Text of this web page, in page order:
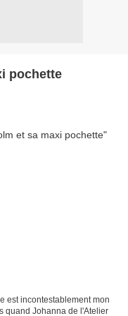
pochette
est incontestablement mon
quand Johanna de l'Atelier